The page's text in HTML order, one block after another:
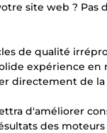
site web ? Pas
de qualité
expérience
directement de
d'améliorer
des moteurs